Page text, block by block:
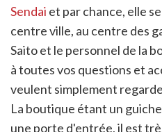
Sendai et par chance, elle
centre ville, au centre des
Saito et le personnel de la
à toutes vos questions et
veulent simplement
La boutique étant un
une porte d'entrée, il est